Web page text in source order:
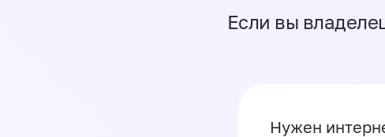
Если вы
Нужен